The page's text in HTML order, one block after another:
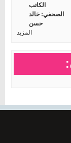
الكاتب
الصحفي: خالد
حسن
المزيد